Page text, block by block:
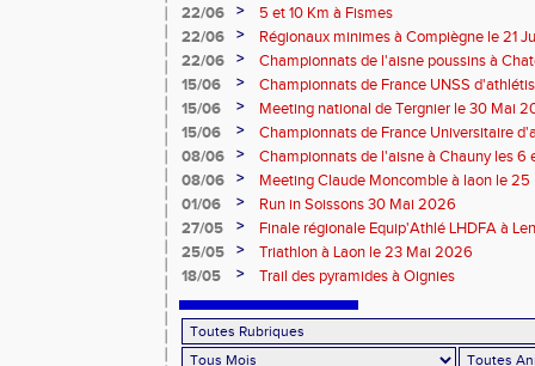
22/06
>
5 et 10 Km à Fismes
22/06
>
Régionaux minimes à Compiègne le 21
22/06
>
Championnats de l'aisne poussins à
2026
15/06 >
Championnats de France UNSS
15/06
>
Meeting national de Tergnier le 30 Mai
15/06
>
Championnats de France Universitaire
Mai 2026
08/06 >
Championnats de l'aisne à Chauny les 6
08/06
>
Meeting Claude Moncomble à laon le
01/06
>
Run in Soissons 30 Mai 2026
27/05
>
Finale régionale Equip'Athlé LHDFA à
25/05
>
Triathlon à Laon le 23 Mai 2026
18/05
> Trail des pyramides à Oignies